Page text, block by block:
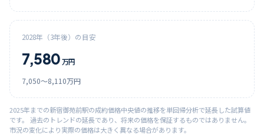
2028年（3年後）の目安
7,580 万円
7,050〜8,110万円
2025年までの新宿御苑前駅の成約価格中央値の推移を単回帰分析で延長した試算値
です。 過去のトレンドの延長であり、将来の価格を保証するものではありません。
市況の変化により実際の価格は大きく異なる場合があります。